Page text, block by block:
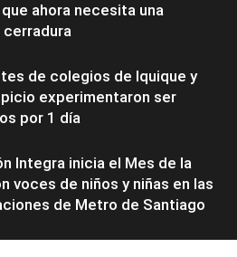
ahora necesita una
cerradura
de colegios de Iquique y
experimentaron ser
por 1 día
Integra inicia el Mes de la
voces de niños y niñas en las
de Metro de Santiago